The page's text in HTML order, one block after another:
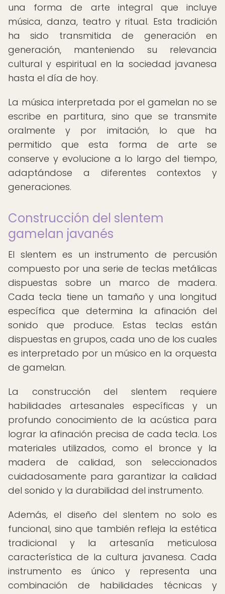
una forma de arte integral que incluye
música, danza, teatro y ritual. Esta tradición
ha sido transmitida de generación en
generación, manteniendo su relevancia
cultural y espiritual en la sociedad javanesa
hasta el día de hoy.
La música interpretada por el gamelan no se
escribe en partitura, sino que se transmite
oralmente y por imitación, lo que ha
permitido que esta forma de arte se
conserve y evolucione a lo largo del tiempo,
adaptándose a diferentes contextos y
generaciones.
Construcción del slentem
gamelan javanés
El slentem es un instrumento de percusión
compuesto por una serie de teclas metálicas
dispuestas sobre un marco de madera.
Cada tecla tiene un tamaño y una longitud
específica que determina la afinación del
sonido que produce. Estas teclas están
dispuestas en grupos, cada uno de los cuales
es interpretado por un músico en la orquesta
de gamelan.
La construcción del slentem requiere
habilidades artesanales específicas y un
profundo conocimiento de la acústica para
lograr la afinación precisa de cada tecla. Los
materiales utilizados, como el bronce y la
madera de calidad, son seleccionados
cuidadosamente para garantizar la calidad
del sonido y la durabilidad del instrumento.
Además, el diseño del slentem no solo es
funcional, sino que también refleja la estética
tradicional y la artesanía meticulosa
característica de la cultura javanesa. Cada
instrumento es único y representa una
combinación de habilidades técnicas y